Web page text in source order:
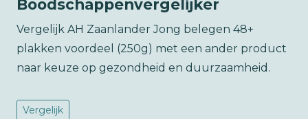
Boodschappenvergelijker
Vergelijk AH Zaanlander Jong belegen 48+
plakken voordeel (250g) met een ander product
naar keuze op gezondheid en duurzaamheid.
Vergelijk